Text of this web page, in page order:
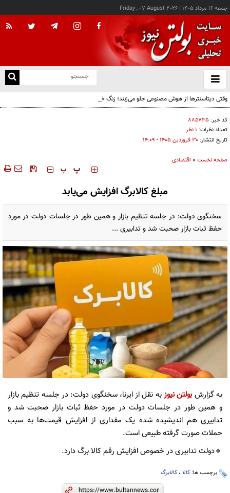
جمعه ۱۶ مرداد ۱۴۰۵ |
Friday , 07 August 2026
باز
و
وقتی دیتاسنترها از هوش مصنوعی جلو می‌زنند؛ زنگ خطر برای اقتصاد AI
کد خبر: ۸۸۵۷۳۵
تعداد نظرات: ۱ نظر
تاریخ انتشار: ۳۰ فروردين ۱۴۰۵ - ۱۴:۰۹
صفحه نخست » اقتصادی
‍‍‍ پ پ
مبلغ کالابرگ افزایش می‌یابد
سخنگوی دولت: در جلسه تنظیم بازار و همین طور در جلسات دولت در مورد
حفظ ثبات بازار صحبت شد و تدابیری ...
به گزارشبولتن نیوزبه نقل از ایرنا، سخنگوی دولت: در جلسه تنظیم بازار
و همین طور در جلسات دولت در مورد حفظ ثبات بازار صحبت شد و
تدابیری هم اندیشیده شده یک مقداری از افزایش قیمت‌ها به سبب
حملات صورت گرفته طبیعی است.
🔹دولت تدابیری در خصوص افزایش رقم کالا برگ دارد.
برچسب ها: کالا ، کالابرگ